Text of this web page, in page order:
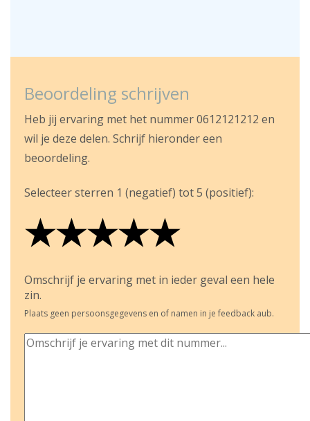
Beoordeling schrijven
Heb jij ervaring met het nummer 0612121212 en
wil je deze delen. Schrijf hieronder een
beoordeling.
Selecteer sterren 1 (negatief) tot 5 (positief):
★
★★
★★★
★★★★
★★★★★
Omschrijf je ervaring met in ieder geval een hele
zin.
Plaats geen persoonsgegevens en of namen in je feedback aub.